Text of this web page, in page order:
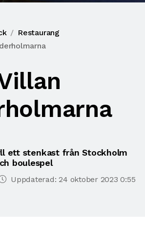
Restaurang
ett stenkast från Stockholm
boulespel
Uppdaterad: 24 oktober 2023 0:55